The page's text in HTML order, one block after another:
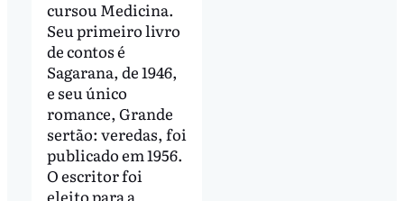
cursou Medicina.
Seu primeiro livro
de contos é
Sagarana, de 1946,
e seu único
romance, Grande
sertão: veredas, foi
publicado em 1956.
O escritor foi
eleito para a